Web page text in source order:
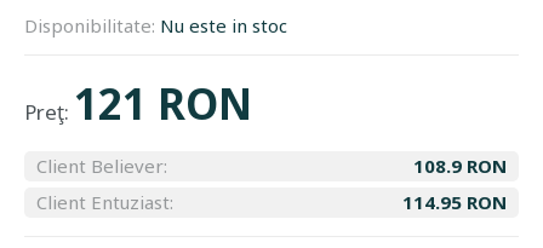
Disponibilitate: Nu este in stoc
Preţ: 121 RON
Client Believer:
108.9 RON
Client Entuziast:
114.95 RON